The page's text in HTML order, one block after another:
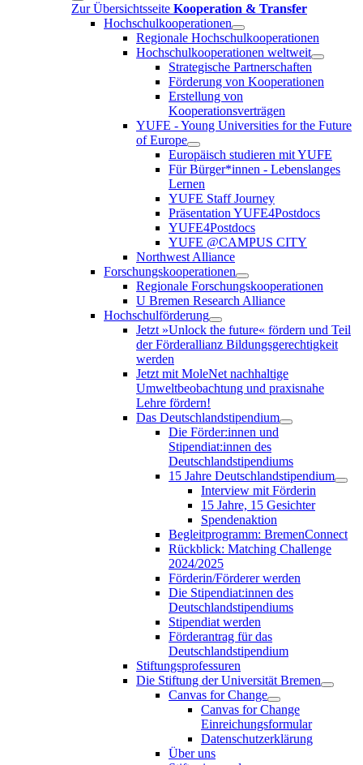
Zur Übersichtsseite Kooperation & Transfer
Hochschulkooperationen
Regionale Hochschulkooperationen
Hochschulkooperationen weltweit
Strategische Partnerschaften
Förderung von Kooperationen
Erstellung von
Kooperationsverträgen
YUFE - Young Universities for the Future
of Europe
Europäisch studieren mit YUFE
Für Bürger*innen - Lebenslanges
Lernen
YUFE Staff Journey
Präsentation YUFE4Postdocs
YUFE4Postdocs
YUFE @CAMPUS CITY
Northwest Alliance
Forschungskooperationen
Regionale Forschungskooperationen
U Bremen Research Alliance
Hochschulförderung
Jetzt »Unlock the future« fördern und Teil
der Förderallianz Bildungsgerechtigkeit
werden
Jetzt mit MoleNet nachhaltige
Umweltbeobachtung und praxisnahe
Lehre fördern!
Das Deutschlandstipendium
Die Förder:innen und
Stipendiat:innen des
Deutschlandstipendiums
15 Jahre Deutschlandstipendium
Interview mit Förderin
15 Jahre, 15 Gesichter
Spendenaktion
Begleitprogramm: BremenConnect
Rückblick: Matching Challenge
2024/2025
Förderin/Förderer werden
Die Stipendiat:innen des
Deutschlandstipendiums
Stipendiat werden
Förderantrag für das
Deutschlandstipendium
Stiftungsprofessuren
Die Stiftung der Universität Bremen
Canvas for Change
Canvas for Change
Einreichungsformular
Datenschutzerklärung
Über uns